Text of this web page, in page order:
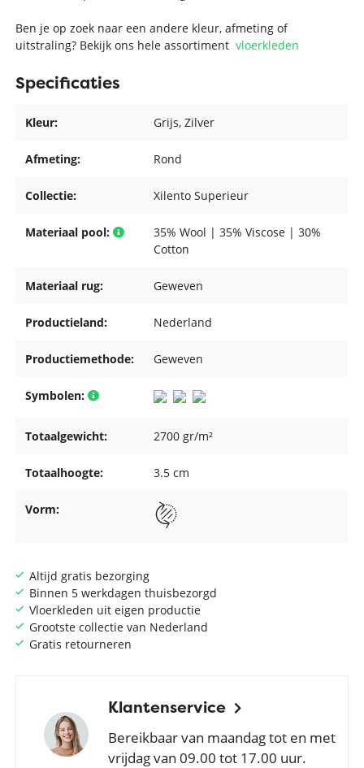
Altijd gratis bezorging
Binnen 5 werkdagen thuisbezorgd
Vloerkleden uit eigen productie
Grootste collectie van Nederland
Gratis retourneren
Klantenservice
Bereikbaar van maandag tot en met
vrijdag van 09.00 tot 17.00 uur.
Ben je op zoek naar een andere kleur, afmeting of
uitstraling? Bekijk ons hele assortimentvloerkleden
Specificaties
Kleur: Grijs, Zilver
Afmeting: Rond
Collectie: Xilento Superieur
Materiaal pool:
35% Wool | 35% Viscose | 30%
Cotton
Materiaal rug: Geweven
Productieland: Nederland
Productiemethode: Geweven
Symbolen:
Totaalgewicht: 2700 gr/m²
Totaalhoogte: 3.5 cm
Vorm: